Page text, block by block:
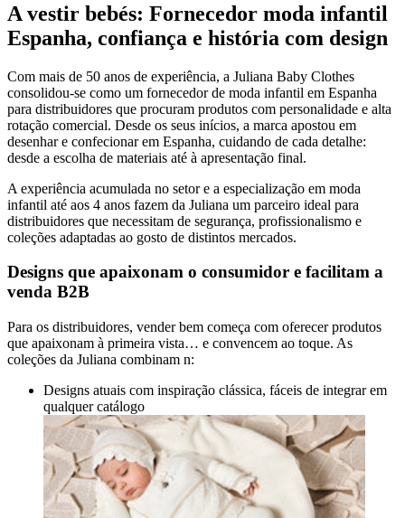
A vestir bebés: Fornecedor moda infantil
Espanha, confiança e história com design
Com mais de 50 anos de experiência, a Juliana Baby Clothes
consolidou-se como um fornecedor de moda infantil em Espanha
para distribuidores que procuram produtos com personalidade e alta
rotação comercial. Desde os seus inícios, a marca apostou em
desenhar e confecionar em Espanha, cuidando de cada detalhe:
desde a escolha de materiais até à apresentação final.
A experiência acumulada no setor e a especialização em moda
infantil até aos 4 anos fazem da Juliana um parceiro ideal para
distribuidores que necessitam de segurança, profissionalismo e
coleções adaptadas ao gosto de distintos mercados.
Designs que apaixonam o consumidor e facilitam a
venda B2B
Para os distribuidores, vender bem começa com oferecer produtos
que apaixonam à primeira vista… e convencem ao toque. As
coleções da Juliana combinam n:
Designs atuais com inspiração clássica, fáceis de integrar em
qualquer catálogo